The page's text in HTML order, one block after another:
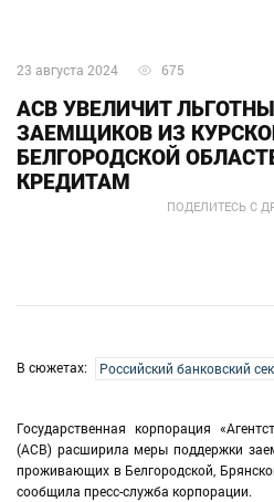
23 августа 2024 675
ПОДЕЛИТЕСЬ С
АСВ УВЕЛИЧИТ
ЗАЕМЩИКОВ ИЗ
БЕЛГОРОДСКОЙ
КРЕДИТАМ
В сюжетах: Российский банковский
Государственная корпорация
(АСВ) расширила меры поддержки
проживающих в Белгородской,
сообщила пресс-служба корпорации.